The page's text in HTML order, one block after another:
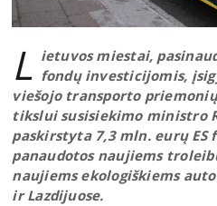
L ietuvos miestai,
fondų investicijomis,
viešojo transporto
tikslui susisiekimo ministro
paskirstyta 7,3 mln. eurų ES
panaudotos naujiems
naujiems ekologiškiems
ir Lazdijuose.